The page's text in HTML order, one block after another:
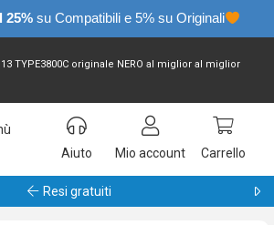
25% su Compatibili e 5% su Originali
TYPE3800C originale NERO al miglior al miglior
Aiuto
Mio account Carrello
Garanzia 24 mesi